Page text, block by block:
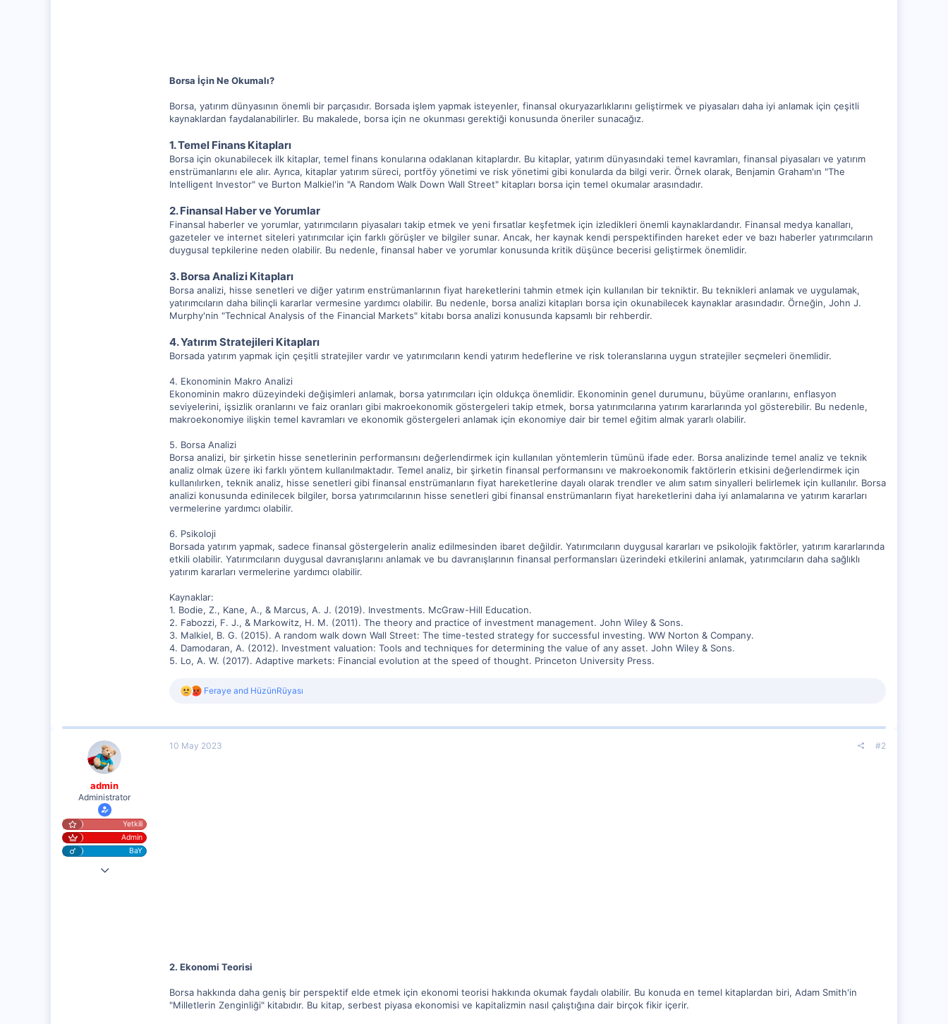
Borsa İçin Ne Okumalı?
Borsa, yatırım dünyasının önemli bir parçasıdır. Borsada işlem yapmak isteyenler, finansal okuryazarlıklarını geliştirmek ve piyasaları daha iyi anlamak için çeşitli
kaynaklardan faydalanabilirler. Bu makalede, borsa için ne okunması gerektiği konusunda öneriler sunacağız.
1. Temel Finans Kitapları
Borsa için okunabilecek ilk kitaplar, temel finans konularına odaklanan kitaplardır. Bu kitaplar, yatırım dünyasındaki temel kavramları, finansal piyasaları ve yatırım
enstrümanlarını ele alır. Ayrıca, kitaplar yatırım süreci, portföy yönetimi ve risk yönetimi gibi konularda da bilgi verir. Örnek olarak, Benjamin Graham'ın "The
Intelligent Investor" ve Burton Malkiel'in "A Random Walk Down Wall Street" kitapları borsa için temel okumalar arasındadır.
2. Finansal Haber ve Yorumlar
Finansal haberler ve yorumlar, yatırımcıların piyasaları takip etmek ve yeni fırsatlar keşfetmek için izledikleri önemli kaynaklardandır. Finansal medya kanalları,
gazeteler ve internet siteleri yatırımcılar için farklı görüşler ve bilgiler sunar. Ancak, her kaynak kendi perspektifinden hareket eder ve bazı haberler yatırımcıların
duygusal tepkilerine neden olabilir. Bu nedenle, finansal haber ve yorumlar konusunda kritik düşünce becerisi geliştirmek önemlidir.
3. Borsa Analizi Kitapları
Borsa analizi, hisse senetleri ve diğer yatırım enstrümanlarının fiyat hareketlerini tahmin etmek için kullanılan bir tekniktir. Bu teknikleri anlamak ve uygulamak,
yatırımcıların daha bilinçli kararlar vermesine yardımcı olabilir. Bu nedenle, borsa analizi kitapları borsa için okunabilecek kaynaklar arasındadır. Örneğin, John J.
Murphy'nin "Technical Analysis of the Financial Markets" kitabı borsa analizi konusunda kapsamlı bir rehberdir.
4. Yatırım Stratejileri Kitapları
Borsada yatırım yapmak için çeşitli stratejiler vardır ve yatırımcıların kendi yatırım hedeflerine ve risk toleranslarına uygun stratejiler seçmeleri önemlidir.
4. Ekonominin Makro Analizi
Ekonominin makro düzeyindeki değişimleri anlamak, borsa yatırımcıları için oldukça önemlidir. Ekonominin genel durumunu, büyüme oranlarını, enflasyon
seviyelerini, işsizlik oranlarını ve faiz oranları gibi makroekonomik göstergeleri takip etmek, borsa yatırımcılarına yatırım kararlarında yol gösterebilir. Bu nedenle,
makroekonomiye ilişkin temel kavramları ve ekonomik göstergeleri anlamak için ekonomiye dair bir temel eğitim almak yararlı olabilir.
5. Borsa Analizi
Borsa analizi, bir şirketin hisse senetlerinin performansını değerlendirmek için kullanılan yöntemlerin tümünü ifade eder. Borsa analizinde temel analiz ve teknik
analiz olmak üzere iki farklı yöntem kullanılmaktadır. Temel analiz, bir şirketin finansal performansını ve makroekonomik faktörlerin etkisini değerlendirmek için
kullanılırken, teknik analiz, hisse senetleri gibi finansal enstrümanların fiyat hareketlerine dayalı olarak trendler ve alım satım sinyalleri belirlemek için kullanılır. Borsa
analizi konusunda edinilecek bilgiler, borsa yatırımcılarının hisse senetleri gibi finansal enstrümanların fiyat hareketlerini daha iyi anlamalarına ve yatırım kararları
vermelerine yardımcı olabilir.
6. Psikoloji
Borsada yatırım yapmak, sadece finansal göstergelerin analiz edilmesinden ibaret değildir. Yatırımcıların duygusal kararları ve psikolojik faktörler, yatırım kararlarında
etkili olabilir. Yatırımcıların duygusal davranışlarını anlamak ve bu davranışlarının finansal performansları üzerindeki etkilerini anlamak, yatırımcıların daha sağlıklı
yatırım kararları vermelerine yardımcı olabilir.
Kaynaklar:
1. Bodie, Z., Kane, A., & Marcus, A. J. (2019). Investments. McGraw-Hill Education.
2. Fabozzi, F. J., & Markowitz, H. M. (2011). The theory and practice of investment management. John Wiley & Sons.
3. Malkiel, B. G. (2015). A random walk down Wall Street: The time-tested strategy for successful investing. WW Norton & Company.
4. Damodaran, A. (2012). Investment valuation: Tools and techniques for determining the value of any asset. John Wiley & Sons.
5. Lo, A. W. (2017). Adaptive markets: Financial evolution at the speed of thought. Princeton University Press.
R
c
i
Feraye and HüzünRüyası
admin
Administrator
Yetkili
Admin
BaY
25 Eyl 2020
10 May 2023 #2
2. Ekonomi Teorisi
Borsa hakkında daha geniş bir perspektif elde etmek için ekonomi teorisi hakkında okumak faydalı olabilir. Bu konuda en temel kitaplardan biri, Adam Smith'in
"Milletlerin Zenginliği" kitabıdır. Bu kitap, serbest piyasa ekonomisi ve kapitalizmin nasıl çalıştığına dair birçok fikir içerir.